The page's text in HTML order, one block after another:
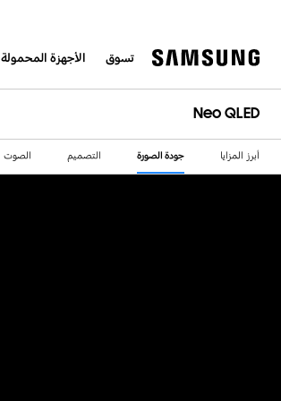
تسوق الأجهزة المحمولة
Neo QLED
أبرز المزايا جودة الصورة التصميم الصوت